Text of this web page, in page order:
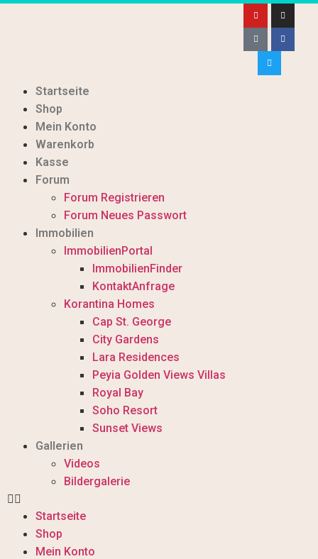
Startseite
Shop
Mein Konto
Warenkorb
Kasse
Forum
Forum Registrieren
Forum Neues Passwort
Immobilien
ImmobilienPortal
ImmobilienFinder
KontaktAnfrage
Korantina Homes
Cap St. George
City Gardens
Lara Residences
Peyia Golden Views Villas
Royal Bay
Soho Resort
Sunset Views
Gallerien
Videos
Bildergalerie
Startseite
Shop
Mein Konto